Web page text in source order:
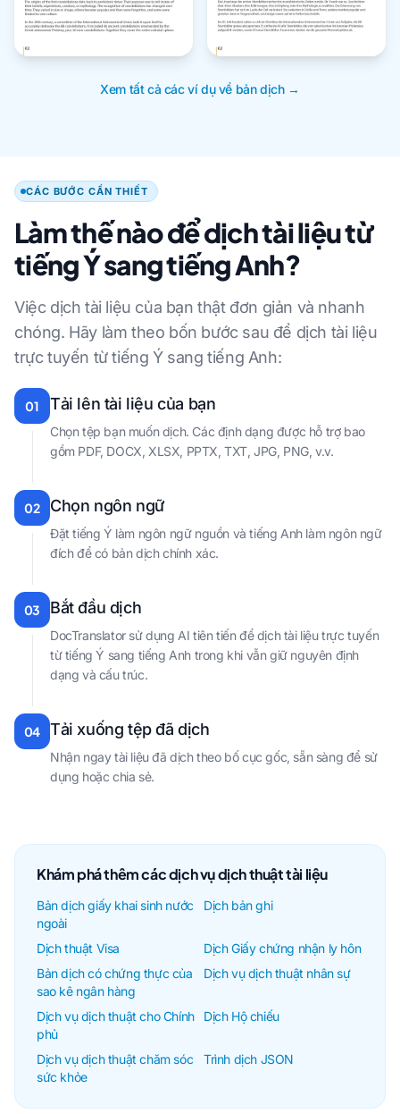
Xem tất cả các ví dụ về bản dịch →
CÁC BƯỚC CẦN THIẾT
Làm thế nào để dịch tài liệu từ
tiếng Ý sang tiếng Anh?
Việc dịch tài liệu của bạn thật đơn giản và nhanh
chóng. Hãy làm theo bốn bước sau để dịch tài liệu
trực tuyến từ tiếng Ý sang tiếng Anh:
01 Tải lên tài liệu của bạn
Chọn tệp bạn muốn dịch. Các định dạng được hỗ trợ bao
gồm PDF, DOCX, XLSX, PPTX, TXT, JPG, PNG, v.v.
02 Chọn ngôn ngữ
Đặt tiếng Ý làm ngôn ngữ nguồn và tiếng Anh làm ngôn ngữ
đích để có bản dịch chính xác.
03 Bắt đầu dịch
DocTranslator sử dụng AI tiên tiến để dịch tài liệu trực tuyến
từ tiếng Ý sang tiếng Anh trong khi vẫn giữ nguyên định
dạng và cấu trúc.
04 Tải xuống tệp đã dịch
Nhận ngay tài liệu đã dịch theo bố cục gốc, sẵn sàng để sử
dụng hoặc chia sẻ.
Khám phá thêm các dịch vụ dịch thuật tài liệu
Bản dịch giấy khai sinh nước
ngoài
Dịch bản ghi
Dịch thuật Visa
Dịch Giấy chứng nhận ly hôn
Bản dịch có chứng thực của
sao kê ngân hàng
Dịch vụ dịch thuật nhân sự
Dịch vụ dịch thuật cho Chính
phủ
Dịch Hộ chiếu
Dịch vụ dịch thuật chăm sóc
sức khỏe
Trình dịch JSON